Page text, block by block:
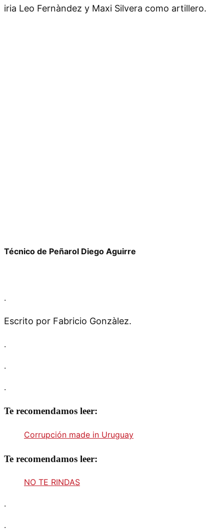
iria Leo Fernàndez y Maxi Silvera como artillero.
Técnico de Peñarol Diego Aguirre
.
Escrito por Fabricio Gonzàlez.
.
.
.
Te recomendamos leer:
Corrupción made in Uruguay
Te recomendamos leer:
NO TE RINDAS
.
.